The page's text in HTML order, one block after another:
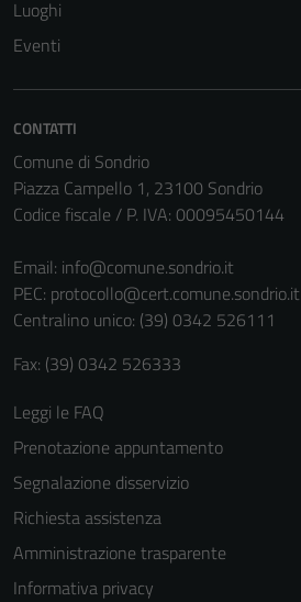
Luoghi
Eventi
CONTATTI
Comune di Sondrio
Piazza Campello 1, 23100 Sondrio
Codice fiscale / P. IVA: 00095450144
Email: info@comune.sondrio.it
PEC: protocollo@cert.comune.sondrio.it
Centralino unico: (39) 0342 526111
Fax: (39) 0342 526333
Leggi le FAQ
Prenotazione appuntamento
Segnalazione disservizio
Richiesta assistenza
Amministrazione trasparente
Informativa privacy